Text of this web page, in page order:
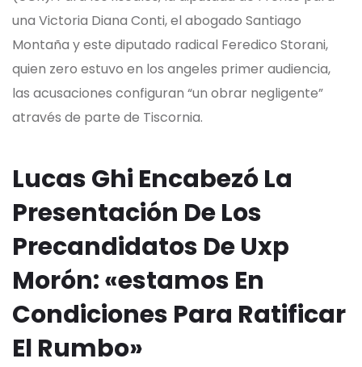
una Victoria Diana Conti, el abogado Santiago
Montaña y este diputado radical Feredico Storani,
quien zero estuvo en los angeles primer audiencia,
las acusaciones configuran “un obrar negligente”
através de parte de Tiscornia.
Lucas Ghi Encabezó La
Presentación De Los
Precandidatos De Uxp
Morón: «estamos En
Condiciones Para Ratificar
El Rumbo»